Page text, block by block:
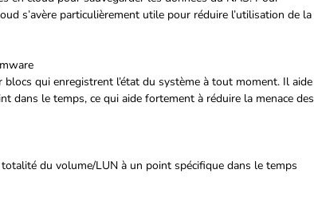
s’avère particulièrement utile pour réduire l’utilisation de la
qui enregistrent l’état du système à tout moment. Il aide
dans le temps, ce qui aide fortement à réduire la menace des
du volume/LUN à un point spécifique dans le temps